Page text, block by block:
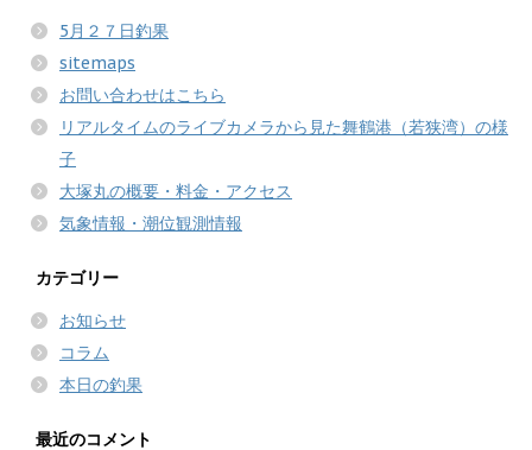
5月２７日釣果
sitemaps
お問い合わせはこちら
リアルタイムのライブカメラから見た舞鶴港（若狭湾）の様
子
大塚丸の概要・料金・アクセス
気象情報・潮位観測情報
カテゴリー
お知らせ
コラム
本日の釣果
最近のコメント